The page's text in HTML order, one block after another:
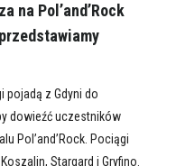
na Pol’and’Rock
pojadą z Gdyni do
dowieźć uczestników
Pol’and’Rock. Pociągi
Stargard i Gryfino.